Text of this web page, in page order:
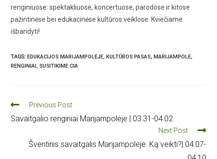
renginiuose: spektakliuose, koncertuose, parodose ir kitose
pažintinėse bei edukacinėse kultūros veiklose. Kviečiame
išbandyti!
TAGS: EDUKACIJOS MARIJAMPOLĖJE, KULTŪROS PASAS, MARIJAMPOLE,
RENGINIAI , SUSITIKIME CIA
Previous Post
Savaitgalio renginiai Marijampolėje | 03.31-04.02
Next Post
Šventinis savaitgalis Marijampolėje. Ką veikti?| 04.07-